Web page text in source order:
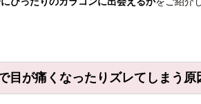
目が痛くなったりズレてしまう原